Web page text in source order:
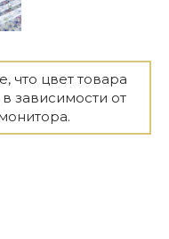
цвет товара
зависимости от